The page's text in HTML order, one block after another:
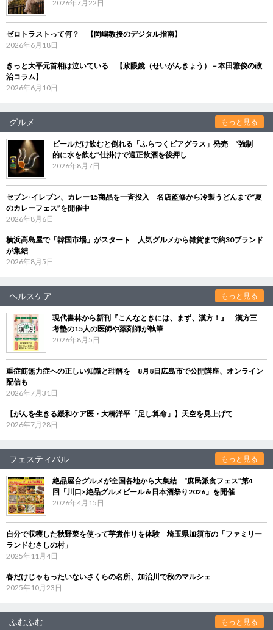
2026年7月22日
ゼロトラストって何？ 【岡嶋教授のデジタル指南】
2026年6月18日
きっと大平元首相は泣いている 【政眼鏡（せいがんきょう）－本田雅俊の政
治コラム】
2026年6月10日
グルメ もっと見る
ビールだけ飲むと倒れる「ふらつくビアグラス」発売 “強制
的に水を飲む”仕掛けで適正飲酒を後押し
2026年8月7日
セブン‐イレブン、カレー15商品を一斉投入 名店監修から冷製うどんまで“夏
のカレーフェス”を開催中
2026年8月6日
横浜高島屋で「韓国市場」がスタート 人気グルメから雑貨まで約30ブランド
が集結
2026年8月5日
ヘルスケア もっと見る
現代書林から新刊『こんなときには、まず、漢方！』 漢方三
考塾の15人の医師や薬剤師が執筆
2026年8月5日
重症筋無力症への正しい知識と理解を 8月8日広島市で公開講座、オンライン
配信も
2026年7月31日
【がんを生きる緩和ケア医・大橋洋平「足し算命」】天空を見上げて
2026年7月28日
フェスティバル もっと見る
絶品屋台グルメが全国各地から大集結 “庶民派食フェス”第4
回「川口×絶品グルメビール＆日本酒祭り2026」を開催
2026年4月15日
自分で収穫した秋野菜を使って芋煮作りを体験 埼玉県加須市の「ファミリー
ランドむさしの村」
2025年11月4日
春だけじゃもったいないさくらの名所、加治川で秋のマルシェ
2025年10月23日
ふむふむ もっと見る